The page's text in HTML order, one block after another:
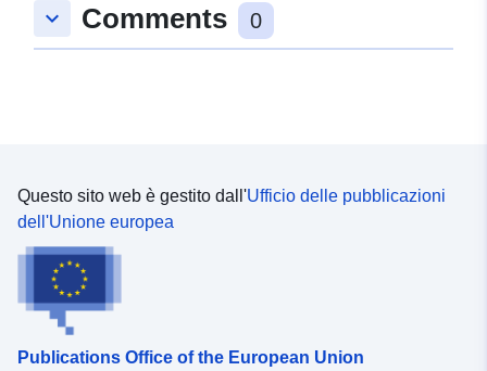
Tipo:
uriRef:
keyboard_arrow_down Comments 0
Questo sito web è gestito dall'Ufficio delle pubblicazioni
dell'Unione europea
Publications Office of the European Union